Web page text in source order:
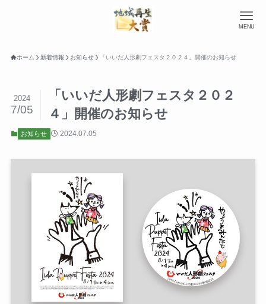
MENU
ホーム 新着情報 お知らせ 「いいだ人形劇フェスタ２０２４」開催のお知らせ
「いいだ人形劇フェスタ２０２
４」開催のお知らせ
2024
7/05
お知らせ 2024.07.05